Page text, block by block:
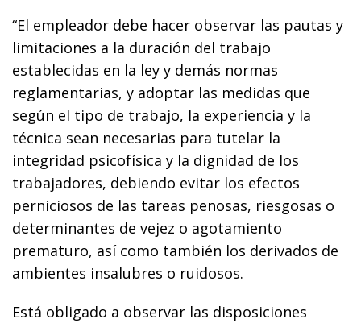
“El empleador debe hacer observar las pautas y
limitaciones a la duración del trabajo
establecidas en la ley y demás normas
reglamentarias, y adoptar las medidas que
según el tipo de trabajo, la experiencia y la
técnica sean necesarias para tutelar la
integridad psicofísica y la dignidad de los
trabajadores, debiendo evitar los efectos
perniciosos de las tareas penosas, riesgosas o
determinantes de vejez o agotamiento
prematuro, así como también los derivados de
ambientes insalubres o ruidosos.
Está obligado a observar las disposiciones